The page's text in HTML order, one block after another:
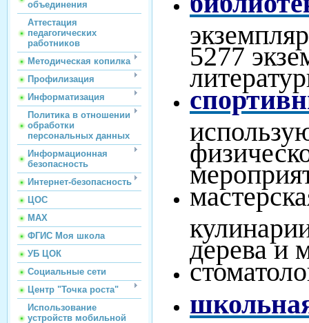
объединения
Аттестация
педагогических
работников
Методическая копилка
Профилизация
Информатизация
Политика в отношении
обработки
персональных данных
Информационная
безопасность
Интернет-безопасность
ЦОС
МАХ
ФГИС Моя школа
УБ ЦОК
Социальные сети
Центр "Точка роста"
Использование
устройств мобильной
5277
дерева и